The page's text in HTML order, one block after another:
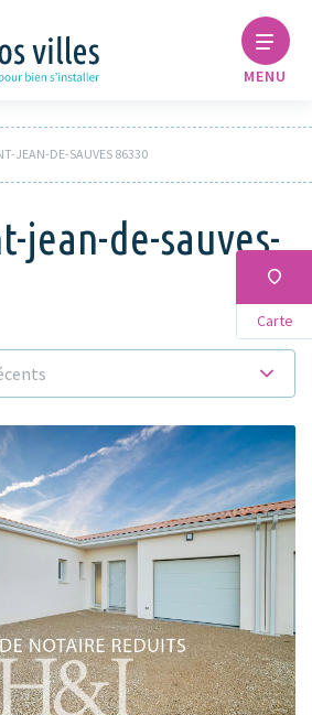
MENU
JEAN-DE-SAUVES 86330
jean-de-sauves-
Carte